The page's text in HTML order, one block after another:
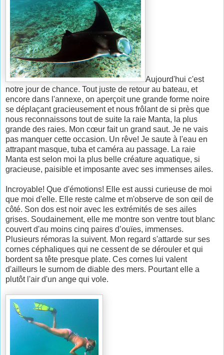
Aujourd'hui c'est
notre jour de chance. Tout juste de retour au bateau, et
encore dans l'annexe, on aperçoit une grande forme noire
se déplaçant gracieusement et nous frôlant de si près que
nous reconnaissons tout de suite la raie Manta, la plus
grande des raies. Mon cœur fait un grand saut. Je ne vais
pas manquer cette occasion. Un rêve! Je saute à l'eau en
attrapant masque, tuba et caméra au passage. La raie
Manta est selon moi la plus belle créature aquatique, si
gracieuse, paisible et imposante avec ses immenses ailes.
Incroyable! Que d'émotions! Elle est aussi curieuse de moi
que moi d'elle. Elle reste calme et m'observe de son œil de
côté. Son dos est noir avec les extrémités de ses ailes
grises. Soudainement, elle me montre son ventre tout blanc
couvert d'au moins cinq paires d’ouïes, immenses.
Plusieurs rémoras la suivent. Mon regard s'attarde sur ses
cornes céphaliques qui ne cessent de se dérouler et qui
bordent sa tête presque plate. Ces cornes lui valent
d'ailleurs le surnom de diable des mers. Pourtant elle a
plutôt l'air d'un ange qui vole.